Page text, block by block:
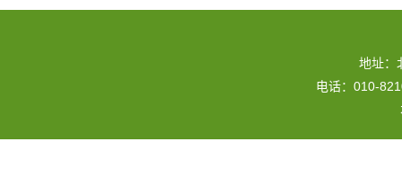
地址：
电话：010-